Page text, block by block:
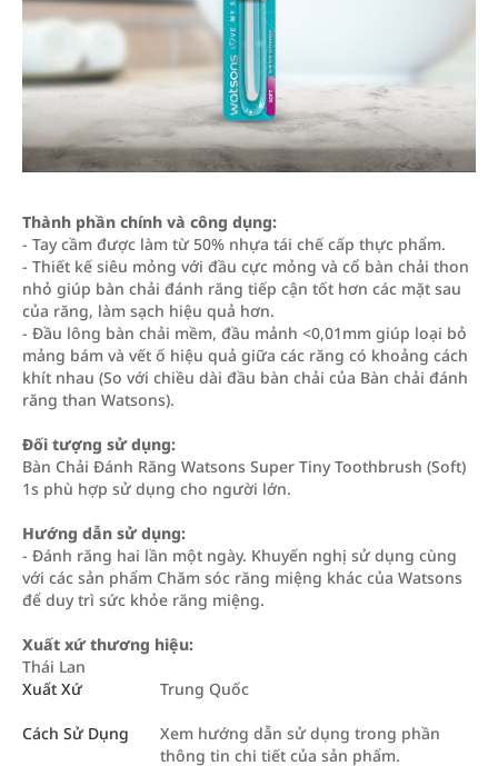
Thành phần chính và công dụng:
- Tay cầm được làm từ 50% nhựa tái chế cấp thực phẩm.
- Thiết kế siêu mỏng với đầu cực mỏng và cổ bàn chải thon
nhỏ giúp bàn chải đánh răng tiếp cận tốt hơn các mặt sau
của răng, làm sạch hiệu quả hơn.
- Đầu lông bàn chải mềm, đầu mảnh <0,01mm giúp loại bỏ
mảng bám và vết ố hiệu quả giữa các răng có khoảng cách
khít nhau (So với chiều dài đầu bàn chải của Bàn chải đánh
răng than Watsons).
Đối tượng sử dụng:
Bàn Chải Đánh Răng Watsons Super Tiny Toothbrush (Soft)
1s phù hợp sử dụng cho người lớn.
Hướng dẫn sử dụng:
- Đánh răng hai lần một ngày. Khuyến nghị sử dụng cùng
với các sản phẩm Chăm sóc răng miệng khác của Watsons
để duy trì sức khỏe răng miệng.
Xuất xứ thương hiệu:
Thái Lan
Xuất Xứ
Trung Quốc
Cách Sử Dụng
Xem hướng dẫn sử dụng trong phần
thông tin chi tiết của sản phẩm.